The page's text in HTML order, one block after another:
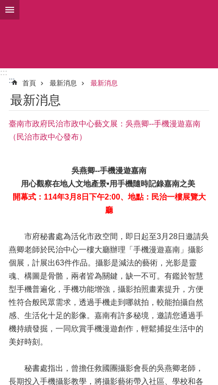
跳到主要內容區塊
:::
:::
首頁 最新消息 最新消息
最新消息
臺南市政府民治市政中心藝文展：吳燕卿--手機漫遊嘉南
（民治市政中心發布）
吳燕卿--手機漫遊嘉南
用心觀察在地人文地產景•用手機隨時記錄嘉南之美
開幕式：114年3月8日下午2:00、地點：民治一樓展覽大
廳
市府秘書處為活化市政空間，即日起至3月28日邀請吳
燕卿老師於民治中心一樓大廳辦理「手機漫遊嘉南」攝影
個展，計展出63件作品。攝影是減法的藝術，光影是靈
魂、構圖是骨骼，兩者皆為關鍵，缺一不可。有鑑於智慧
型手機普遍化，手機功能增強，攝影拍照畫素提升，方便
性符合般民眾需求，透過手機走到哪就拍，較能拍攝自然
感、生活化十足的影像。嘉南有許多秘境，邀請您通過手
機持續發掘，一同欣賞手機漫遊創作，輕鬆捕捉生活中的
美好時刻。
秘書處指出，曾擔任救國團攝影會長的吳燕卿老師，
長期投入手機攝影教學，將攝影藝術帶入社區、學校和各